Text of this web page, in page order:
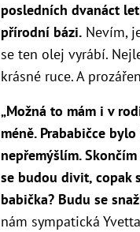
posledních dvanáct
přírodní bázi. Nevím,
se ten olej vyrábí.
krásné ruce. A
„Možná to mám i v
méně. Prababičce
nepřemýšlím.
se budou divit, copak
babička? Budu se
nám sympatická